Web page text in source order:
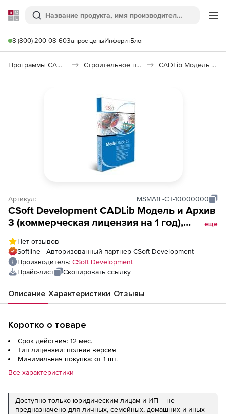
Softline
Поиск
8 (800) 200-08-60Запрос ценыИнферитБлог
Программы САПР и ГИС Строительное программное обеспечение CADLib Модель и Архив
Артикул: MSMA1L-CT-10000000
CSoft Development CADLib Модель и Архив
3 (коммерческая лицензия на 1 год),
еще
Нет отзывов
Softline - Авторизованный партнер CSoft Development
Производитель: CSoft Development
Прайс-лист
Скопировать ссылку
Описание Характеристики Отзывы
Коротко о товаре
Срок действия: 12 мес.
Тип лицензии: полная версия
Минимальная покупка: от 1 шт.
Все характеристики
Доступно только юридическим лицам и ИП – не
предназначено для личных, семейных, домашних и иных